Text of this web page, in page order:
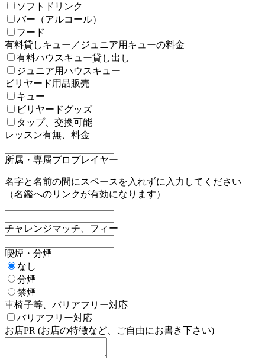
ソフトドリンク
バー（アルコール）
フード
有料貸しキュー／ジュニア用キューの料金
有料ハウスキュー貸し出し
ジュニア用ハウスキュー
ビリヤード用品販売
キュー
ビリヤードグッズ
タップ、交換可能
レッスン有無、料金
所属・専属プロプレイヤー
名字と名前の間にスペースを入れずに入力してください
（名鑑へのリンクが有効になります）
チャレンジマッチ、フィー
喫煙・分煙
なし
分煙
禁煙
車椅子等、バリアフリー対応
バリアフリー対応
お店PR (お店の特徴など、ご自由にお書き下さい)